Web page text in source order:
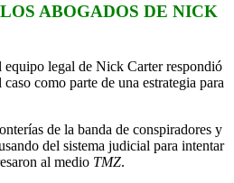
ABOGADOS DE NICK
equipo legal de Nick Carter respondió
como parte de una estrategia para
de la banda de conspiradores y
del sistema judicial para intentar
al medio TMZ.